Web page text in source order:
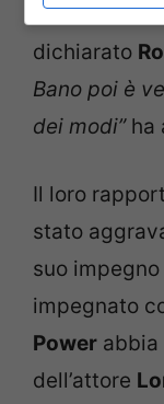
finisco mai
dichiarato
Bano poi è
dei modi” ha
Il loro
stato
suo
impegnato
Power abbia
dell’attore